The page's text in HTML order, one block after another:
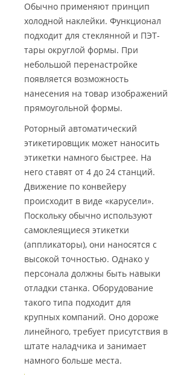
Обычно применяют принцип
холодной наклейки. Функционал
подходит для стеклянной и ПЭТ-
тары округлой формы. При
небольшой перенастройке
появляется возможность
нанесения на товар изображений
прямоугольной формы.
Роторный автоматический
этикетировщик может наносить
этикетки намного быстрее. На
него ставят от 4 до 24 станций.
Движение по конвейеру
происходит в виде «карусели».
Поскольку обычно используют
самоклеящиеся этикетки
(аппликаторы), они наносятся с
высокой точностью. Однако у
персонала должны быть навыки
отладки станка. Оборудование
такого типа подходит для
крупных компаний. Оно дороже
линейного, требует присутствия в
штате наладчика и занимает
намного больше места.